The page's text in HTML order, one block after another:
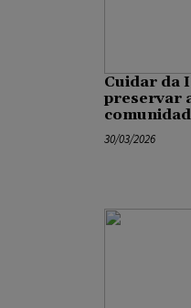
Cuidar da
preservar
30/03/2026